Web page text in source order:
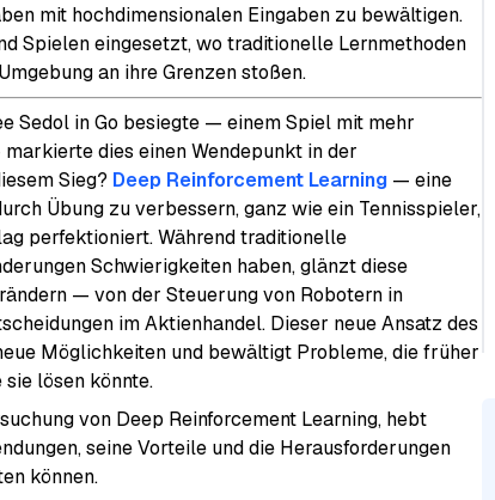
mit hochdimensionalen Eingaben zu bewältigen.
Spielen eingesetzt, wo traditionelle Lernmethoden
an ihre Grenzen stoßen.
Sedol in Go besiegte — einem Spiel mit mehr
dies einen Wendepunkt in der
Sieg? Deep Reinforcement Learning — eine
Übung zu verbessern, ganz wie ein Tennisspieler,
perfektioniert. Während traditionelle
Schwierigkeiten haben, glänzt diese
— von der Steuerung von Robotern in
im Aktienhandel. Dieser neue Ansatz des
Möglichkeiten und bewältigt Probleme, die früher
lösen könnte.
von Deep Reinforcement Learning, hebt
seine Vorteile und die Herausforderungen
können.